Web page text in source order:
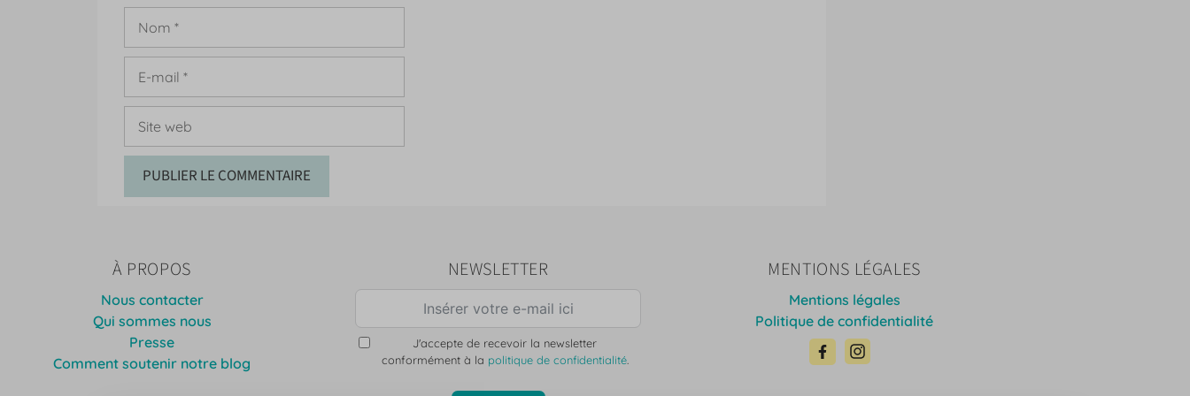
mail
web
À PROPOS
Nous contacter
Qui sommes nous
Presse
Comment soutenir notre blog
NEWSLETTER
J'accepte de recevoir la newsletter
conformément à la politique de confidentialité.
MENTIONS LÉGALES
Mentions légales
Politique de confidentialité